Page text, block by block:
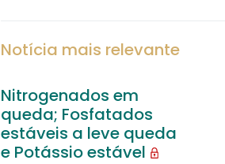
Notícia mais relevante
Nitrogenados em
queda; Fosfatados
estáveis a leve queda
e Potássio estável